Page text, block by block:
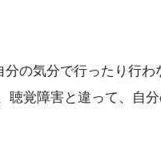
の気分で行ったり行わ
聴覚障害と違って、自